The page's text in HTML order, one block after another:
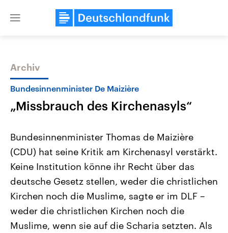
Close
Themen
Landtagswahl Sachsen-Anhalt
2026
Alle Informationen
Sachsen-Anhalt wählt am 6.
September 2026 einen neuen
Bundesland von einer Koalition aus
USA
Aktuelle Beiträge,
Hintergründe
Wirtschaftlich und
gehören die Vereinigten
mit großem Einfluss auf
Archiv
Bundesinnenminister De Maizière
„Missbrauch des Kirchenasyls“
Bundesinnenminister Thomas de Maizière
(CDU) hat seine Kritik am Kirchenasyl verstärkt.
Keine Institution könne ihr Recht über das
deutsche Gesetz stellen, weder die christlichen
Kirchen noch die Muslime, sagte er im DLF –
weder die christlichen Kirchen noch die
Muslime, wenn sie auf die Scharia setzten. Als